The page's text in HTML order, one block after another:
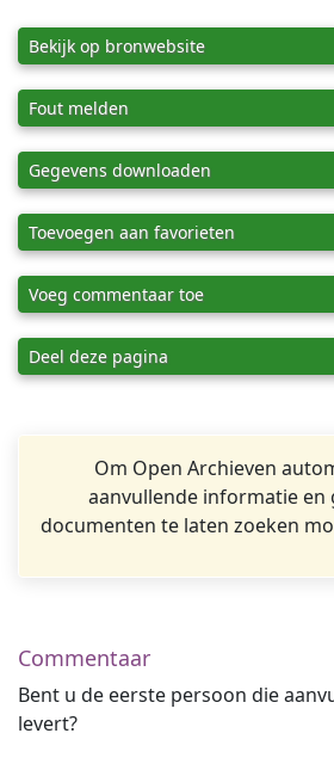
Bekijk op bronwebsite
Fout melden
Gegevens downloaden
Toevoegen aan favorieten
Voeg commentaar toe
Deel deze pagina
Om Open Archieven
aanvullende informatie en
documenten te laten zoeken
Commentaar
Bent u de eerste persoon die
levert?